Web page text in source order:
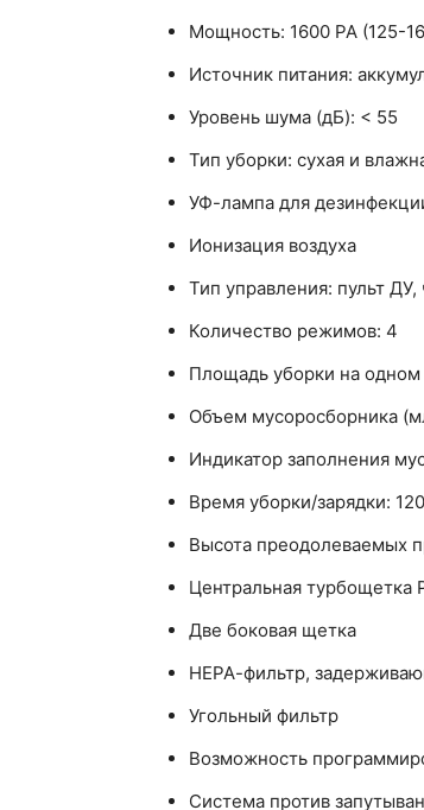
Мощность: 1600 PA (125-
Источник питания:
Уровень шума (дБ): < 55
Тип уборки: сухая и
УФ-лампа для
Ионизация воздуха
Тип управления: пульт
Количество режимов: 4
Площадь уборки на одном
Объем мусоросборника
Индикатор заполнения
Время уборки/зарядки:
Высота преодолеваемых
Центральная турбощетка
Две боковая щетка
НЕРА-фильтр,
Угольный фильтр
Возможность
Система против